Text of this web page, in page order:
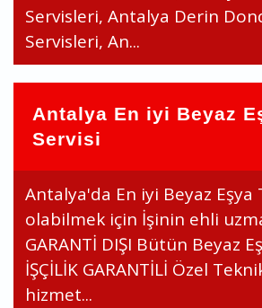
Servisleri, Antalya Derin
Servisleri, An...
Antalya En iyi Beyaz
Servisi
Antalya'da En iyi Beyaz Eşya
olabilmek için İşinin ehli
GARANTİ DIŞI Bütün Beyaz
İŞÇİLİK GARANTİLİ Özel
hizmet...